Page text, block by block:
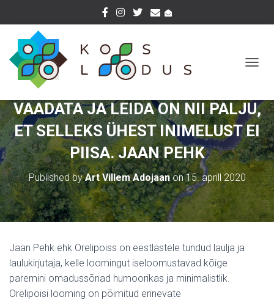
L
E
N
A
V
G
T
I
VAADATA JA LEIDA ON NII PALJU,
ET SELLEKS ÜHEST INIMELUST EI
PIISA. JAAN PEHK
Published byArt Villem Adojaanon15. aprill 2020
Jaan Pehk ehk Orelipoiss on eestlastele tundud laulja ja
laulukirjutaja, kelle loomingut iseloomustavad kõige
paremini omadussõnad humoorikas ja minimalistlik.
Orelipoisi looming on põimitud erinevate